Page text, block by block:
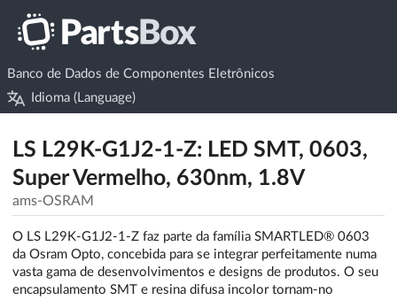
Banco de Dados de Componentes Eletrônicos
Idioma (Language)
LS L29K-G1J2-1-Z: LED SMT, 0603,
Super Vermelho, 630nm, 1.8V
ams-OSRAM
O LS L29K-G1J2-1-Z faz parte da família SMARTLED® 0603
da Osram Opto, concebida para se integrar perfeitamente numa
vasta gama de desenvolvimentos e designs de produtos. O seu
encapsulamento SMT e resina difusa incolor tornam-no